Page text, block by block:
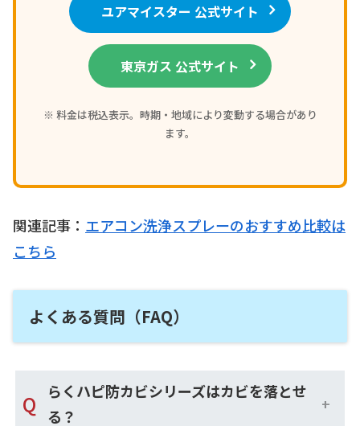
ユアマイスター 公式サイト
東京ガス 公式サイト
※ 料金は税込表示。時期・地域により変動する場合があり
ます。
関連記事： エアコン洗浄スプレーのおすすめ比較は
こちら
よくある質問（FAQ）
Q
らくハピ防カビシリーズはカビを落とせ
る？